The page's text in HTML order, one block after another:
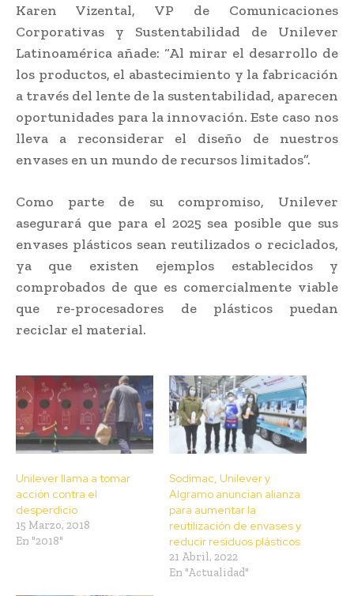
Karen Vizental, VP de Comunicaciones
Corporativas y Sustentabilidad de Unilever
Latinoamérica añade: “Al mirar el desarrollo de
los productos, el abastecimiento y la fabricación
a través del lente de la sustentabilidad, aparecen
oportunidades para la innovación. Este caso nos
lleva a reconsiderar el diseño de nuestros
envases en un mundo de recursos limitados”.
Como parte de su compromiso, Unilever
asegurará que para el 2025 sea posible que sus
envases plásticos sean reutilizados o reciclados,
ya que existen ejemplos establecidos y
comprobados de que es comercialmente viable
que re-procesadores de plásticos puedan
reciclar el material.
Unilever llama a tomar
acción contra el
desperdicio
15 Marzo, 2018
En "2018"
Sodimac, Unilever y
Algramo anuncian alianza
para aumentar la
reutilización de envases y
reducir residuos plásticos
21 Abril, 2022
En "Actualidad"